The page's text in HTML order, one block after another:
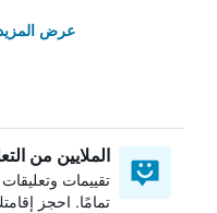
عرض
الملايين من
تقييمات
تمامًا. احجز